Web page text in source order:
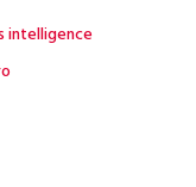
intelligence